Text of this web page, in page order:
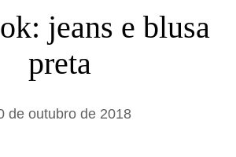
jeans e blusa
preta
de outubro de 2018